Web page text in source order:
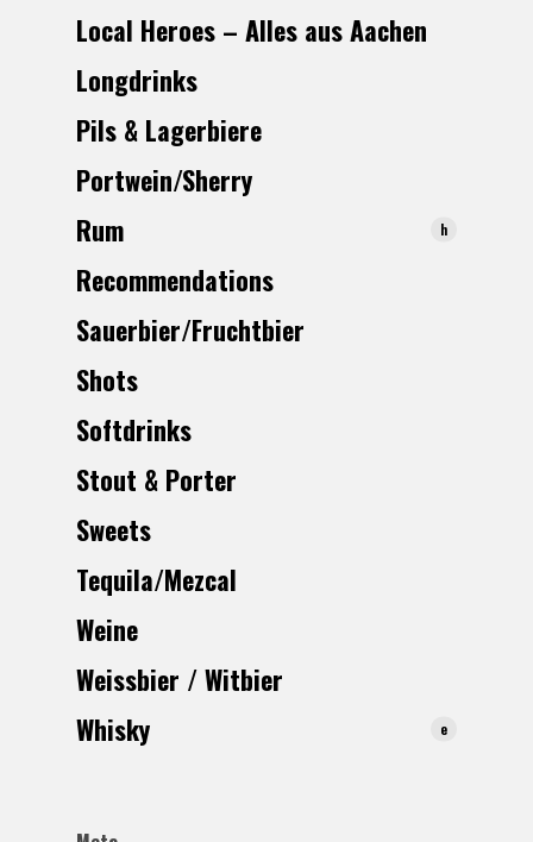
Local Heroes – Alles aus Aachen
Longdrinks
Pils & Lagerbiere
Portwein/Sherry
R
h
um
Recommendations
Sauerbier/Fruchtbier
Shots
Softdrinks
Stout & Porter
Sweets
Tequila/Mezcal
Weine
Weissbier / Witbier
Whisk
e
y